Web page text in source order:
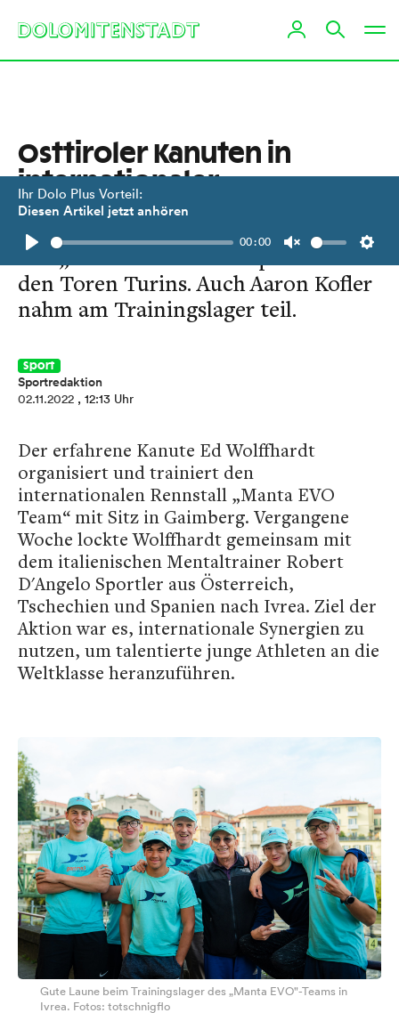
Ihr Dolo Plus Vorteil:
Diesen Artikel jetzt anhören
Play
00:00
Unmute
Osttiroler Kanuten in
internationaler
Gesellschaft
Das „Manta EVO"-Team paddelte vor
den Toren Turins. Auch Aaron Kofler
nahm am Trainingslager teil.
Sport
Sportredaktion
02.11.2022 , 12:13 Uhr
Der erfahrene Kanute Ed Wolffhardt
organisiert und trainiert den
internationalen Rennstall „Manta EVO
Team“ mit Sitz in Gaimberg. Vergangene
Woche lockte Wolffhardt gemeinsam mit
dem italienischen Mentaltrainer Robert
D'Angelo Sportler aus Österreich,
Tschechien und Spanien nach Ivrea. Ziel der
Aktion war es, internationale Synergien zu
nutzen, um talentierte junge Athleten an die
Weltklasse heranzuführen.
Gute Laune beim Trainingslager des „Manta EVO"-Teams in
Ivrea. Fotos: totschnigflo